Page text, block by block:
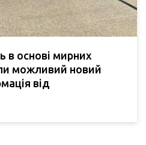
в основі мирних
можливий новий
від